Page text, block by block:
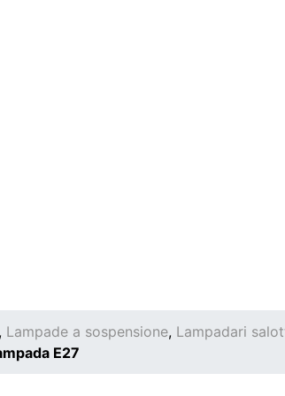
, Lampade a sospensione, Lampadari
E27